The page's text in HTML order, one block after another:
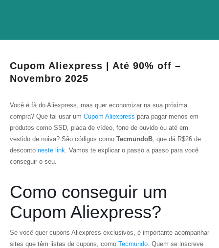
Cupom Aliexpress | Até 90% off –
Novembro 2025
Você é fã do Aliexpress, mas quer economizar na sua próxima
compra? Que tal usar um Cupom Aliexpress para pagar menos em
produtos como SSD, placa de vídeo, fone de ouvido ou até em
vestido de noiva? São códigos como TecmundoB, que dá R$26 de
desconto neste link. Vamos te explicar o passo a passo para você
conseguir o seu.
Como conseguir um
Cupom Aliexpress?
Se você quer cupons Aliexpress exclusivos, é importante acompanhar
sites que têm listas de cupons, como Tecmundo. Quem se inscreve